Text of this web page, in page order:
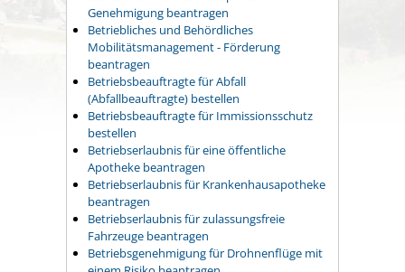
Genehmigung beantragen
Betriebliches und Behördliches
Mobilitätsmanagement - Förderung
beantragen
Betriebsbeauftragte für Abfall
(Abfallbeauftragte) bestellen
Betriebsbeauftragte für Immissionsschutz
bestellen
Betriebserlaubnis für eine öffentliche
Apotheke beantragen
Betriebserlaubnis für Krankenhausapotheke
beantragen
Betriebserlaubnis für zulassungsfreie
Fahrzeuge beantragen
Betriebsgenehmigung für Drohnenflüge mit